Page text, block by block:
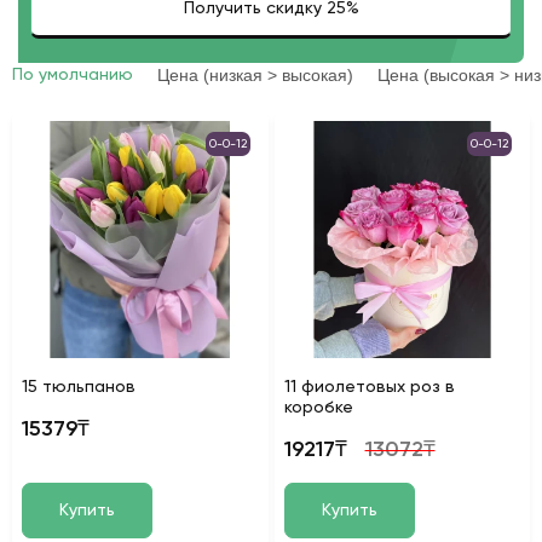
По умолчанию Цена (низкая > высокая) Цена (высокая >
0-0-12
15 тюльпанов
15379₸
Купить
0-0-12
11 фиолетовых роз в
коробке
19217₸ 13072₸
Купить